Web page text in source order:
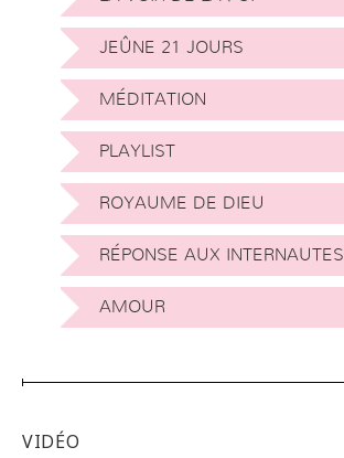
JEÛNE 21 JOURS
MÉDITATION
PLAYLIST
ROYAUME DE DIEU
RÉPONSE AUX INTERNAUTES
AMOUR
VIDÉO